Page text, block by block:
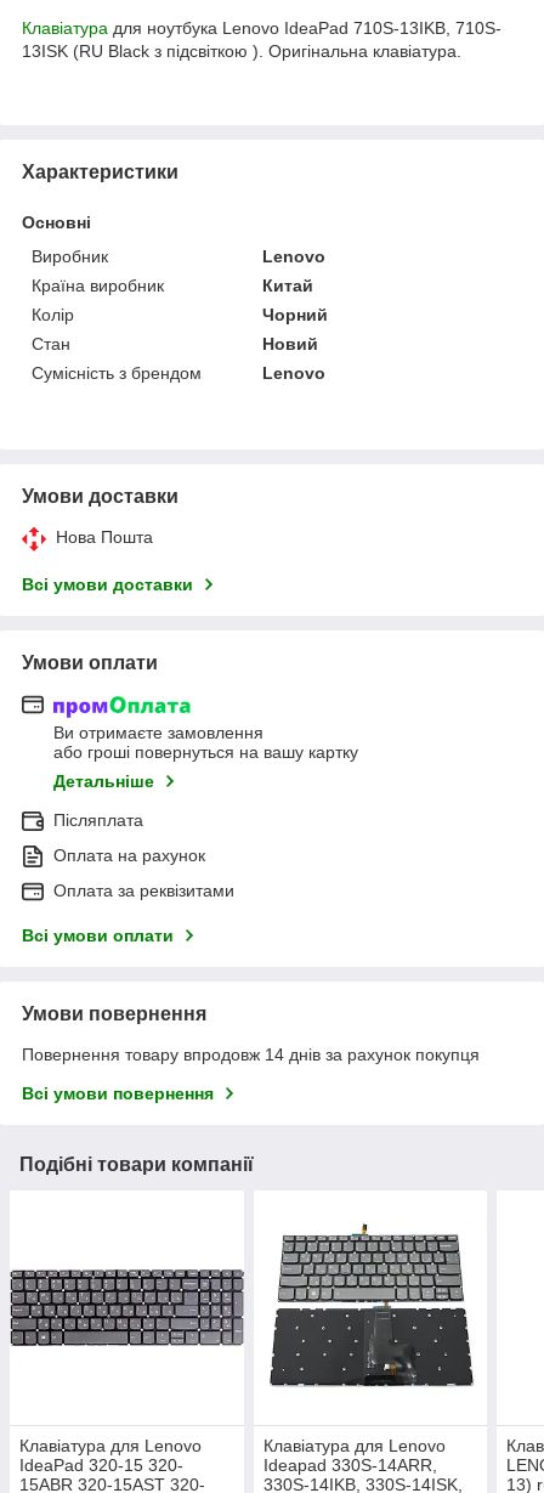
Клавіатура для ноутбука Lenovo IdeaPad 710S-13IKB, 710S-
13ISK (RU Black з підсвіткою ). Оригінальна клавіатура.
Характеристики
Основні
Виробник
Lenovo
Країна виробник
Китай
Колір
Чорний
Стан
Новий
Сумісність з брендом
Lenovo
Умови доставки
Нова Пошта
Всі умови доставки
Умови оплати
Ви отримаєте замовлення
або гроші повернуться на вашу картку
Детальніше
Післяплата
Оплата на рахунок
Оплата за реквізитами
Всі умови оплати
Умови повернення
Повернення товару впродовж 14 днів за рахунок покупця
Всі умови повернення
Подібні товари компанії
Клавіатура для Lenovo
IdeaPad 320-15 320-
15ABR 320-15AST 320-
Клавіатура для Lenovo
Ideapad 330S-14ARR,
330S-14IKB, 330S-14ISK,
13)